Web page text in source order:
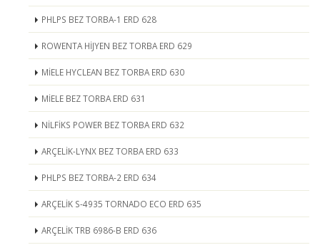
PHLPS BEZ TORBA-1 ERD 628
ROWENTA HİJYEN BEZ TORBA ERD 629
MİELE HYCLEAN BEZ TORBA ERD 630
MİELE BEZ TORBA ERD 631
NİLFİKS POWER BEZ TORBA ERD 632
ARÇELİK-LYNX BEZ TORBA ERD 633
PHLPS BEZ TORBA-2 ERD 634
ARÇELİK S-4935 TORNADO ECO ERD 635
ARÇELİK TRB 6986-B ERD 636